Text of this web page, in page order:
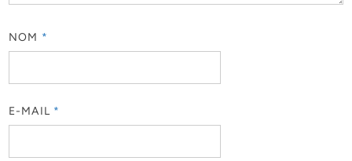
NOM *
E-MAIL *